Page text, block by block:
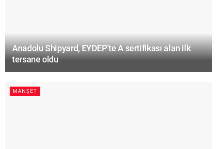
Anadolu Shipyard, EYDEP’te A sertifikası alan ilk
tersane oldu
MANŞET